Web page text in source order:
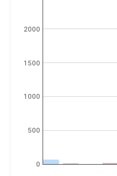
0
500
1000
1500
2000